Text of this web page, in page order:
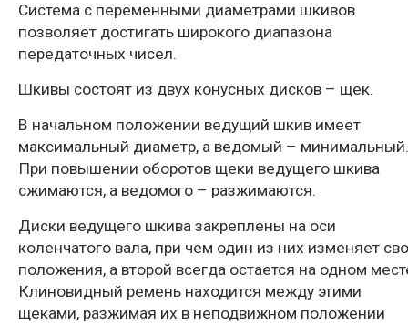
Система с переменными диаметрами шкивов
позволяет достигать широкого диапазона
передаточных чисел.
Шкивы состоят из двух конусных дисков – щек.
В начальном положении ведущий шкив имеет
максимальный диаметр, а ведомый – минимальный.
При повышении оборотов щеки ведущего шкива
сжимаются, а ведомого – разжимаются.
Диски ведущего шкива закреплены на оси
коленчатого вала, при чем один из них изменяет
положения, а второй всегда остается на одном
Клиновидный ремень находится между этими
щеками, разжимая их в неподвижном положении